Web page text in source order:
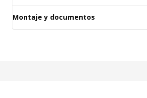
Montaje y documentos